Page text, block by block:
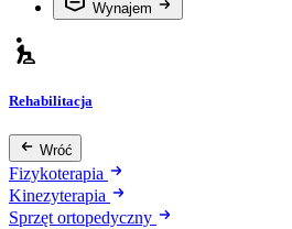
Wynajem
Rehabilitacja
Wróć
Fizykoterapia
Kinezyterapia
Sprzęt ortopedyczny